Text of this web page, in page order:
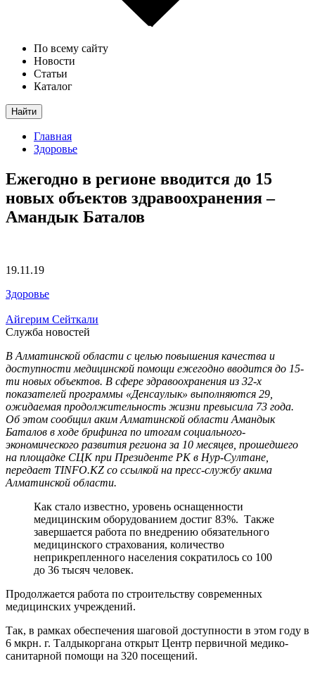
По всему сайту
Новости
Статьи
Каталог
Найти
Главная
Здоровье
Ежегодно в регионе вводится до 15
новых объектов здравоохранения –
Амандык Баталов
19.11.19
Здоровье
Айгерим Сейткали
Служба новостей
В Алматинской области с целью повышения качества и
доступности медицинской помощи ежегодно вводится до 15-
ти новых объектов. В сфере здравоохранения из 32-х
показателей программы «Денсаулык» выполняются 29,
ожидаемая продолжительность жизни превысила 73 года.
Об этом сообщил аким Алматинской области Амандык
Баталов в ходе брифинга по итогам социального-
экономического развития региона за 10 месяцев, прошедшего
на площадке СЦК при Президенте РК в Нур-Султане,
передает TINFO.KZ со ссылкой на пресс-службу акима
Алматинской области.
Как стало известно, уровень оснащенности
медицинским оборудованием достиг 83%. Также
завершается работа по внедрению обязательного
медицинского страхования, количество
неприкрепленного населения сократилось со 100
до 36 тысяч человек.
Продолжается работа по строительству современных
медицинских учреждений.
Так, в рамках обеспечения шаговой доступности в этом году в
6 мкрн. г. Талдыкоргана открыт Центр первичной медико-
санитарной помощи на 320 посещений.